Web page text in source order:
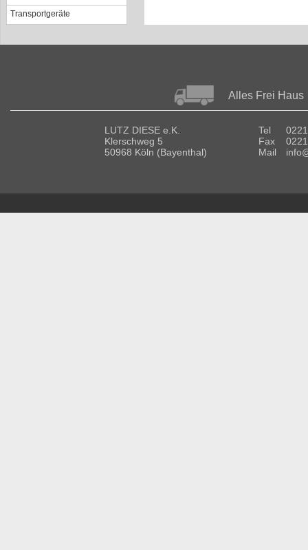
Transportgeräte
Alles Frei Haus
LUTZ DIESE e.K.
Klerschweg 5
50968 Köln (Bayenthal)
Tel
Fax
Mail